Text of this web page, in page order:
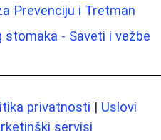
Prevenciju i Tretman
- Saveti i vežbe
privatnosti | Uslovi
servisi